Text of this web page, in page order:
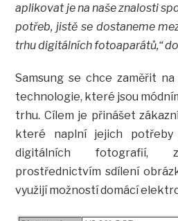
aplikovat je na naše znalosti
potřeb, jistě se dostaneme
trhu digitálních fotoaparátů,“
Samsung se chce zaměřit
technologie, které jsou
trhu. Cílem je přinášet
které naplní jejich
digitálních fotografií,
prostřednictvím sdílení
využijí možností domácí